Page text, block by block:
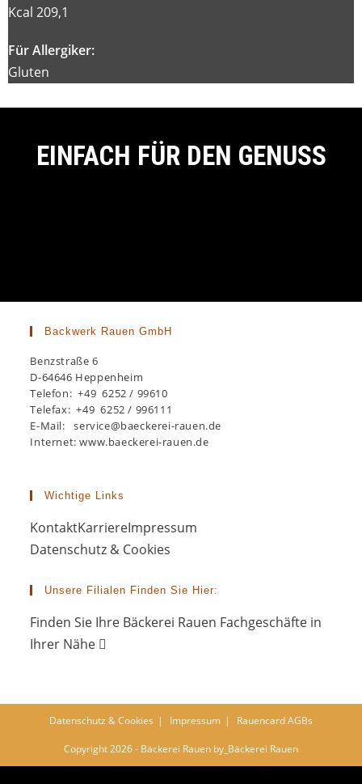
Kcal 209,1
Für Allergiker:
Gluten
EINFACH FÜR DEN GENUSS
Backwerk Rauen GmbH
Benzstraße 6
D-64646 Heppenheim
Telefon: +49 6252 / 99610
Telefax: +49 6252 / 996111
E-Mail: service@baeckerei-rauen.de
Internet: www.baeckerei-rauen.de
Wichtige Links
KontaktKarriereImpressum
Datenschutz & Cookies
Unsere Filialen Finden Sie Hier:
Finden Sie Ihre Bäckerei Rauen Fachgeschäfte in
Ihrer Nähe
Datenschutz & Cookies Impressum Rauencard AGBs
Copyright 2026 - Bäckerei Rauen by_Bäckerei Rauen